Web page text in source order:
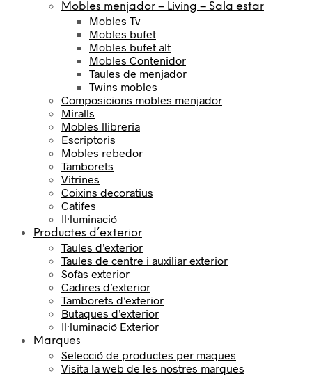
Mobles menjador – Living – Sala estar
Mobles Tv
Mobles bufet
Mobles bufet alt
Mobles Contenidor
Taules de menjador
Twins mobles
Composicions mobles menjador
Miralls
Mobles llibreria
Escriptoris
Mobles rebedor
Tamborets
Vitrines
Coixins decoratius
Catifes
Il·luminació
Productes d’exterior
Taules d’exterior
Taules de centre i auxiliar exterior
Sofàs exterior
Cadires d’exterior
Tamborets d’exterior
Butaques d’exterior
Il·luminació Exterior
Marques
Selecció de productes per maques
Visita la web de les nostres marques